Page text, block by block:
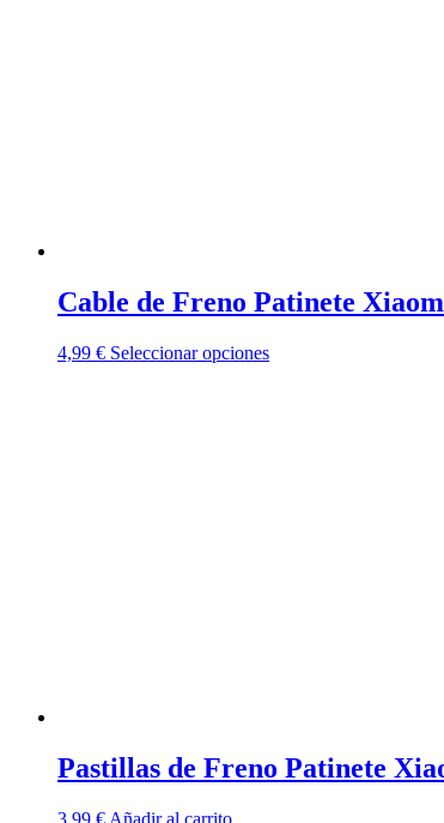
Cable de Freno Patinete
4,99 € Seleccionar opcionesEste
Pastillas de Freno Patinete
3,99 € Añadir al carrito